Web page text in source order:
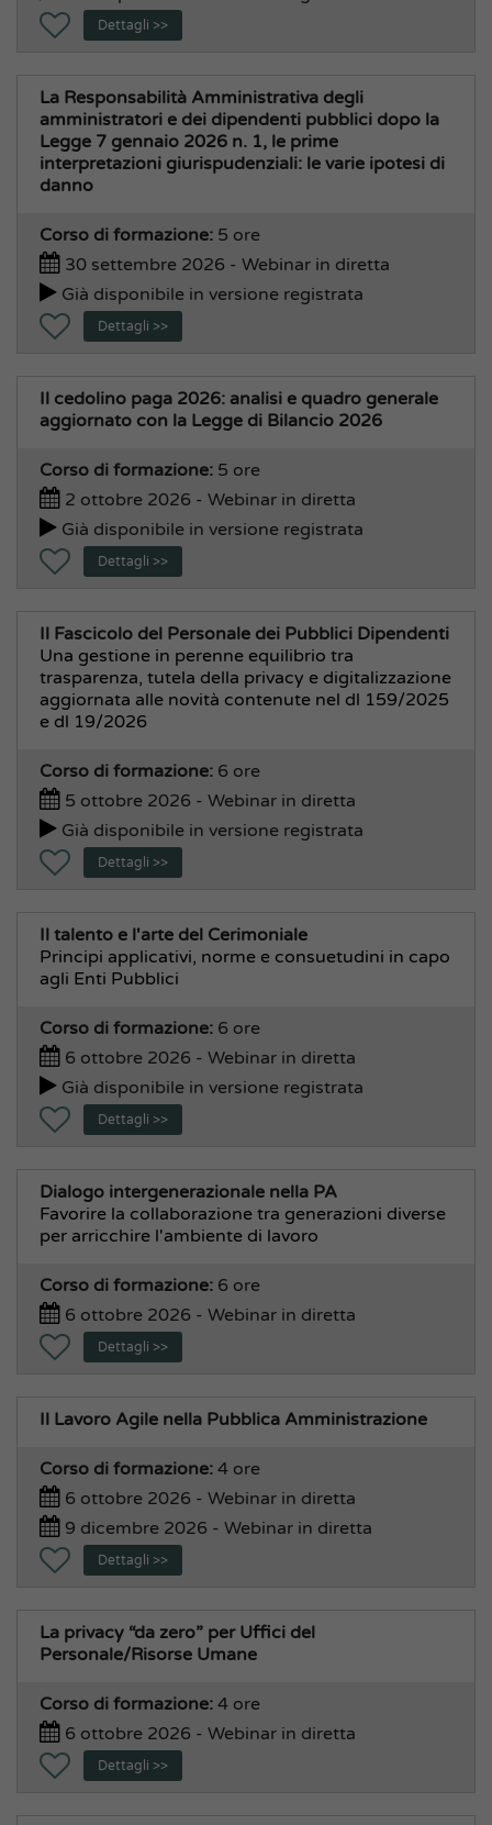
Dettagli >>
La Responsabilità Amministrativa degli
amministratori e dei dipendenti pubblici dopo la
Legge 7 gennaio 2026 n. 1, le prime
interpretazioni giurispudenziali: le varie ipotesi di
danno
Corso di formazione: 5 ore
30 settembre 2026 - Webinar in diretta
Già disponibile in versione registrata
Dettagli >>
Il cedolino paga 2026: analisi e quadro generale
aggiornato con la Legge di Bilancio 2026
Corso di formazione: 5 ore
2 ottobre 2026 - Webinar in diretta
Già disponibile in versione registrata
Dettagli >>
Il Fascicolo del Personale dei Pubblici Dipendenti
Una gestione in perenne equilibrio tra
trasparenza, tutela della privacy e digitalizzazione
aggiornata alle novità contenute nel dl 159/2025
e dl 19/2026
Corso di formazione: 6 ore
5 ottobre 2026 - Webinar in diretta
Già disponibile in versione registrata
Dettagli >>
Il talento e l'arte del Cerimoniale
Principi applicativi, norme e consuetudini in capo
agli Enti Pubblici
Corso di formazione: 6 ore
6 ottobre 2026 - Webinar in diretta
Già disponibile in versione registrata
Dettagli >>
Dialogo intergenerazionale nella PA
Favorire la collaborazione tra generazioni diverse
per arricchire l'ambiente di lavoro
Corso di formazione: 6 ore
6 ottobre 2026 - Webinar in diretta
Dettagli >>
Il Lavoro Agile nella Pubblica Amministrazione
Corso di formazione: 4 ore
6 ottobre 2026 - Webinar in diretta
9 dicembre 2026 - Webinar in diretta
Dettagli >>
La privacy “da zero” per Uffici del
Personale/Risorse Umane
Corso di formazione: 4 ore
6 ottobre 2026 - Webinar in diretta
Dettagli >>